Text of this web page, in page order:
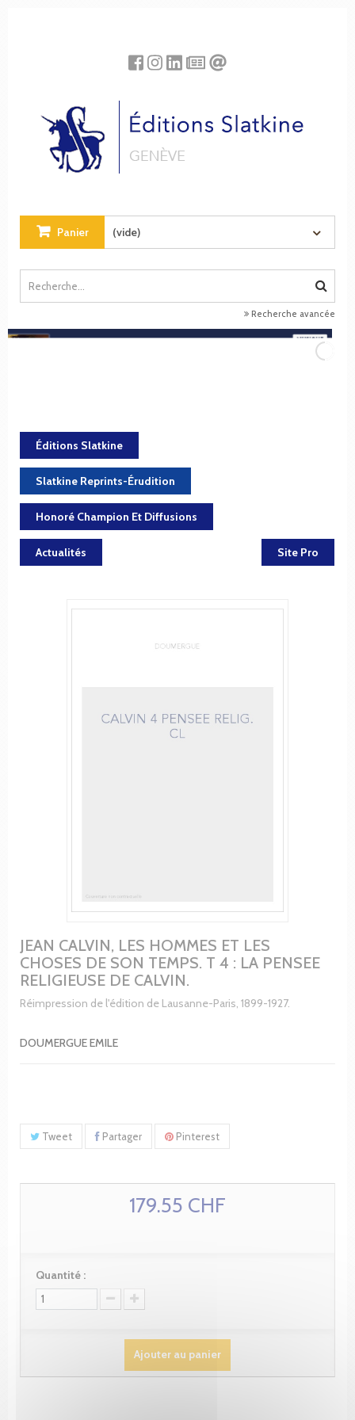
Panier (vide)
Recherche avancée
Éditions Slatkine
Slatkine Reprints-Érudition
Honoré Champion Et Diffusions
Actualités Site Pro
JEAN CALVIN, LES HOMMES ET LES
CHOSES DE SON TEMPS. T 4 : LA PENSEE
RELIGIEUSE DE CALVIN.
Réimpression de l'édition de Lausanne-Paris, 1899-1927.
DOUMERGUE EMILE
Tweet Partager Pinterest
179.55 CHF
Quantité :
Ajouter au panier